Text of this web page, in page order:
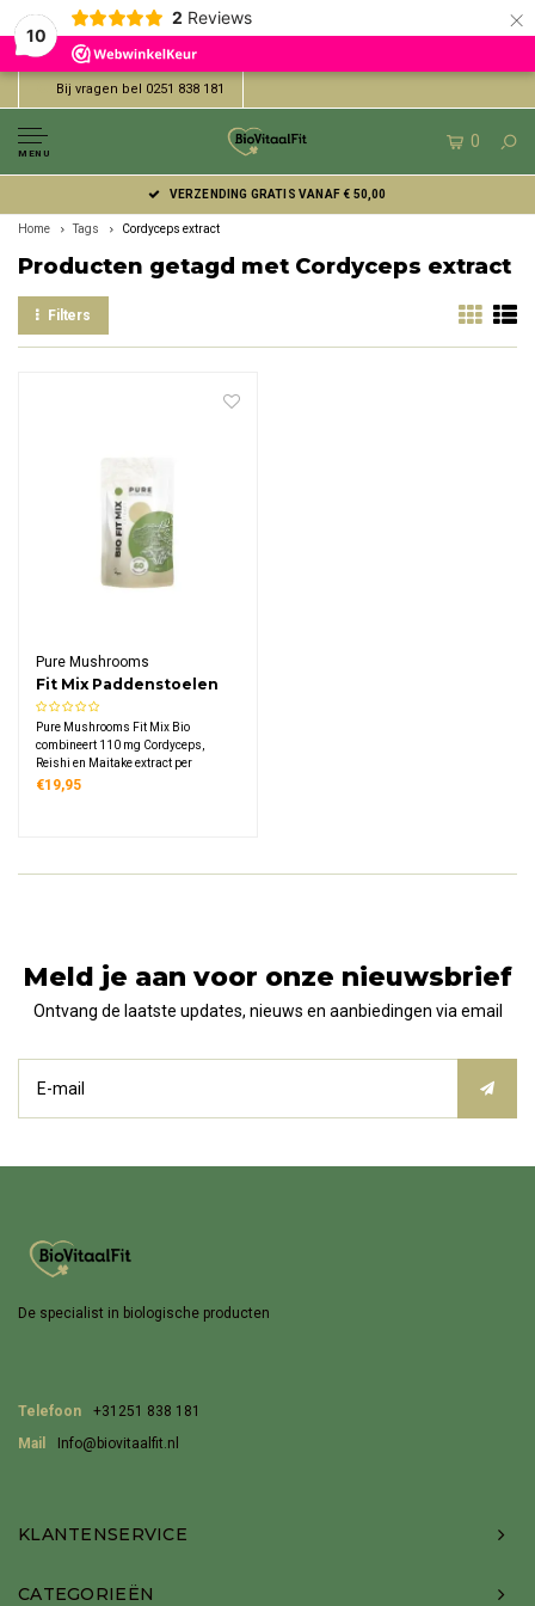
10
2 Reviews ×
Bij vragen bel 0251 838 181
MENU
0
VERZENDING GRATIS VANAF € 50,00
Home Tags Cordyceps extract
Producten getagd met Cordyceps extract
Filters
Pure Mushrooms
Fit Mix Paddenstoelen
Extract Capsules Bio
Pure Mushrooms Fit Mix Bio
combineert 110 mg Cordyceps,
Reishi en Maitake extract per
capsule. 100% biologisch, vegan,
€19,95
Meld je aan voor onze nieuwsbrief
Ontvang de laatste updates, nieuws en aanbiedingen via email
De specialist in biologische producten
Telefoon
+31251 838 181
Mail
Info@biovitaalfit.nl
KLANTENSERVICE
CATEGORIEËN